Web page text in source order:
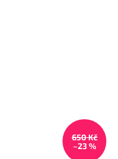
650 Kč
–23 %